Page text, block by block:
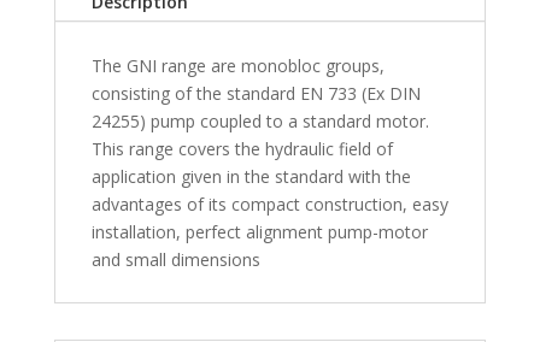
The GNI range are monobloc groups,
consisting of the standard EN 733 (Ex DIN
24255) pump coupled to a standard motor.
This range covers the hydraulic field of
application given in the standard with the
advantages of its compact construction, easy
installation, perfect alignment pump-motor
and small dimensions